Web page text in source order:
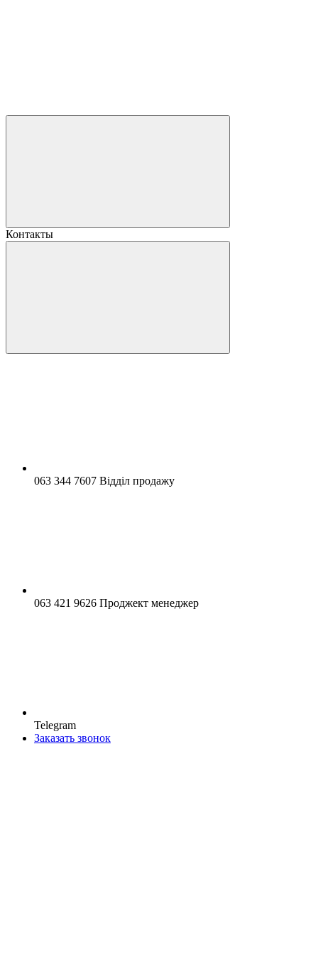
Контакты
063 344 7607 Відділ продажу
063 421 9626 Проджект менеджер
Telegram
Заказать звонок